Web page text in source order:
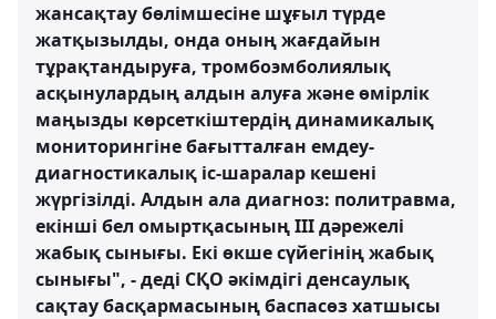
жансақтау бөлімшесіне шұғыл түрде
жатқызылды, онда оның жағдайын
тұрақтандыруға, тромбоэмболиялық
асқынулардың алдын алуға және өмірлік
маңызды көрсеткіштердің динамикалық
мониторингіне бағытталған емдеу-
диагностикалық іс-шаралар кешені
жүргізілді. Алдын ала диагноз: политравма,
екінші бел омыртқасының III дәрежелі
жабық сынығы. Екі өкше сүйегінің жабық
сынығы", - деді СҚО әкімдігі денсаулық
сақтау басқармасының баспасөз хатшысы